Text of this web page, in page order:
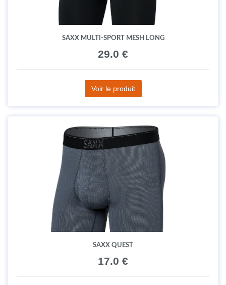
SAXX MULTI-SPORT MESH LONG
29.0 €
Voir le produit
SAXX QUEST
17.0 €